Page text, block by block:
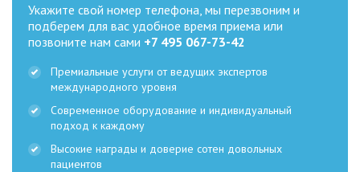
Укажите свой номер телефона, мы перезвоним и
подберем для вас удобное время приема или
позвоните нам сами +7 495 067-73-42
Премиальные услуги от ведущих экспертов
международного уровня
Современное оборудование и индивидуальный
подход к каждому
Высокие награды и доверие сотен довольных
пациентов